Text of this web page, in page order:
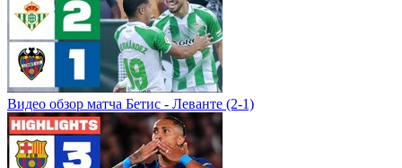
Видео обзор матча Бетис - Леванте (2-1)